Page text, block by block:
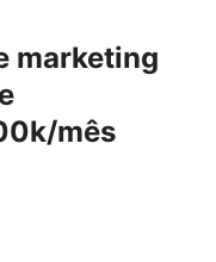
marketing
mês